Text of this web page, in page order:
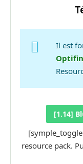
Il est
[1.14]
resource pack.